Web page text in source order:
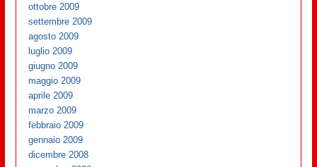
ottobre 2009
settembre 2009
agosto 2009
luglio 2009
giugno 2009
maggio 2009
aprile 2009
marzo 2009
febbraio 2009
gennaio 2009
dicembre 2008